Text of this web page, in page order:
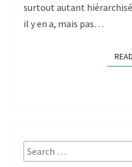
surtout autant
il y en a, mais pas…
Search
for: